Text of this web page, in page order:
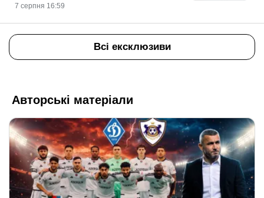
7 серпня 16:59
Всі ексклюзиви
Авторські матеріали